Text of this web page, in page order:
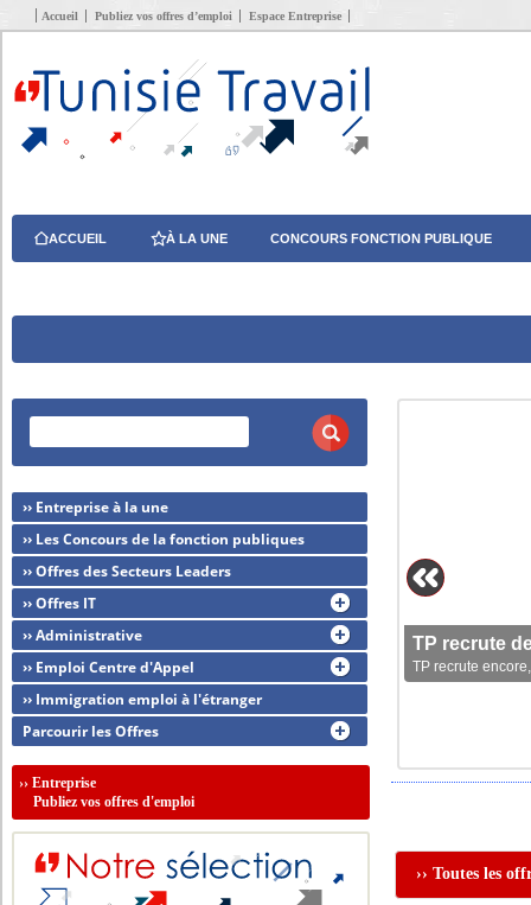
Accueil Publiez vos offres d’emploi Espace Entreprise
ACCUEIL À LA UNE CONCOURS FONCTION PUBLIQUE
TP recrute
TP recrute
›› Toutes les
›› Entreprise à la une
›› Les Concours de la fonction publiques
›› Offres des Secteurs Leaders
›› Offres IT
›› Administrative
›› Emploi Centre d'Appel
›› Immigration emploi à l'étranger
Parcourir les Offres
››Entreprise
Publiez vos offres d'emploi